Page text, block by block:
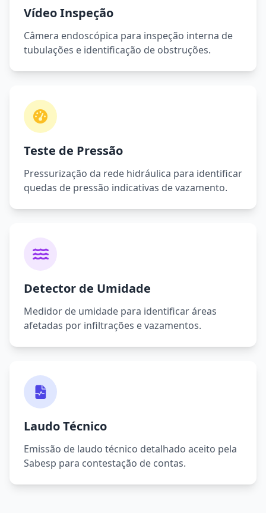
Vídeo Inspeção
Câmera endoscópica para inspeção interna de
tubulações e identificação de obstruções.
Teste de Pressão
Pressurização da rede hidráulica para identificar
quedas de pressão indicativas de vazamento.
Detector de Umidade
Medidor de umidade para identificar áreas
afetadas por infiltrações e vazamentos.
Laudo Técnico
Emissão de laudo técnico detalhado aceito pela
Sabesp para contestação de contas.